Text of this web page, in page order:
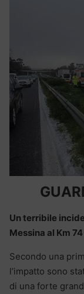
Un terribile
Messina al Km
Secondo una
l’impatto sono
di una forte